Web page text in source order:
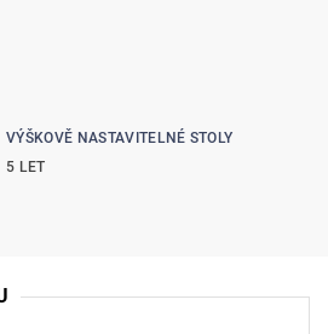
VÝŠKOVĚ NASTAVITELNÉ STOLY
5 LET